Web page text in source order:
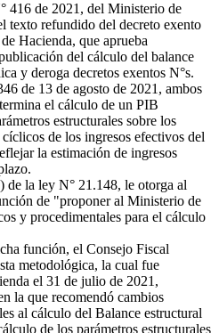
416 de 2021, del Ministerio de
texto refundido del decreto exento
Hacienda, que aprueba
del cálculo del balance
y deroga decretos exentos N°s.
de 13 de agosto de 2021, ambos
el cálculo de un PIB
estructurales sobre los
de los ingresos efectivos del
la estimación de ingresos
la ley N° 21.148, le otorga al
de "proponer al Ministerio de
y procedimentales para el cálculo
función, el Consejo Fiscal
metodológica, la cual fue
el 31 de julio de 2021,
la que recomendó cambios
al cálculo del Balance estructural
de los parámetros estructurales